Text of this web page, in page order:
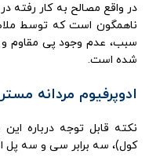
در واقع مصالح به کار رفته
ناهمگون است که توسط
سبب، عدم وجود پی مقاوم
شده است.
ادوپرفیوم مردانه
نکته قابل توجه درباره
کول)، سه برابر سی و سه پل